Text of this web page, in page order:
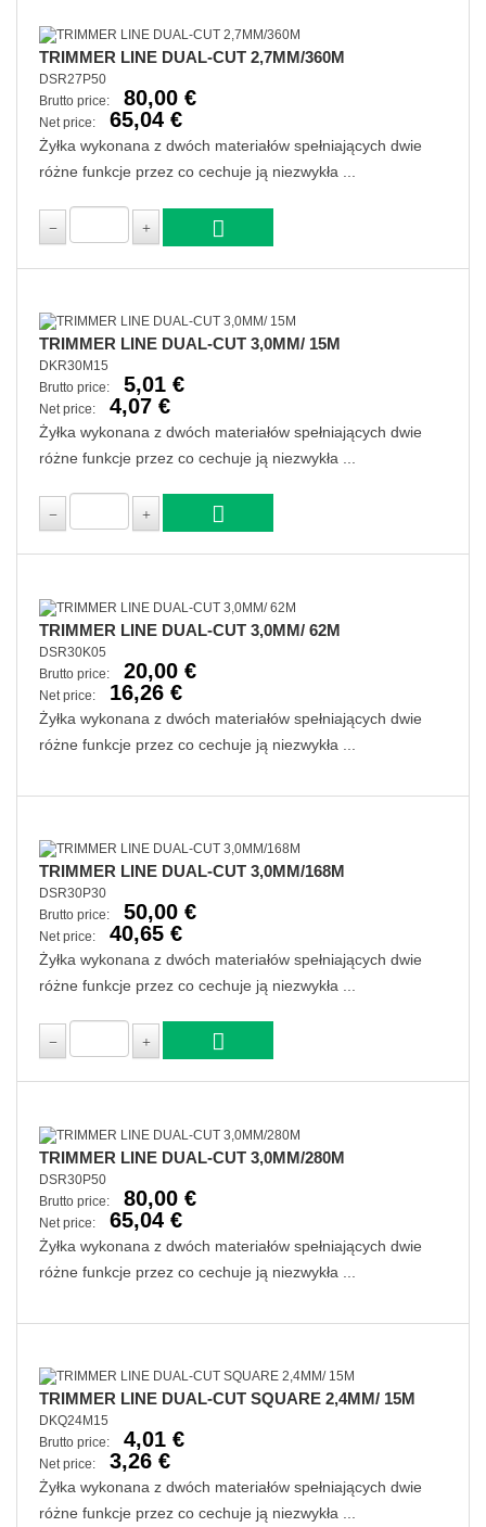
TRIMMER LINE DUAL-CUT 2,7MM/360M
DSR27P50
Brutto price:
80,00 €
Net price: 65,04 €
Żyłka wykonana z dwóch materiałów spełniających dwie
różne funkcje przez co cechuje ją niezwykła ...
TRIMMER LINE DUAL-CUT 3,0MM/ 15M
DKR30M15
Brutto price:
5,01 €
Net price: 4,07 €
Żyłka wykonana z dwóch materiałów spełniających dwie
różne funkcje przez co cechuje ją niezwykła ...
TRIMMER LINE DUAL-CUT 3,0MM/ 62M
DSR30K05
Brutto price:
20,00 €
Net price: 16,26 €
Żyłka wykonana z dwóch materiałów spełniających dwie
różne funkcje przez co cechuje ją niezwykła ...
TRIMMER LINE DUAL-CUT 3,0MM/168M
DSR30P30
Brutto price:
50,00 €
Net price: 40,65 €
Żyłka wykonana z dwóch materiałów spełniających dwie
różne funkcje przez co cechuje ją niezwykła ...
TRIMMER LINE DUAL-CUT 3,0MM/280M
DSR30P50
Brutto price:
80,00 €
Net price: 65,04 €
Żyłka wykonana z dwóch materiałów spełniających dwie
różne funkcje przez co cechuje ją niezwykła ...
TRIMMER LINE DUAL-CUT SQUARE 2,4MM/ 15M
DKQ24M15
Brutto price:
4,01 €
Net price: 3,26 €
Żyłka wykonana z dwóch materiałów spełniających dwie
różne funkcje przez co cechuje ją niezwykła ...